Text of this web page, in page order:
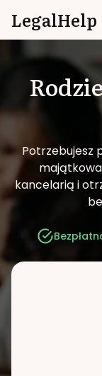
LegalHelp
Potrzebujesz
kancelarią i